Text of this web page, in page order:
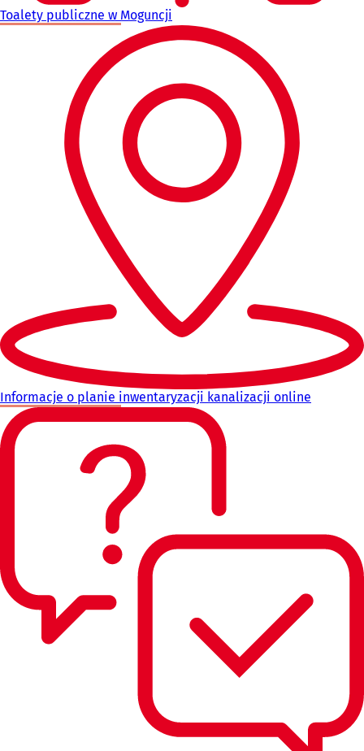
Toalety publiczne w Moguncji
Informacje o planie inwentaryzacji kanalizacji online